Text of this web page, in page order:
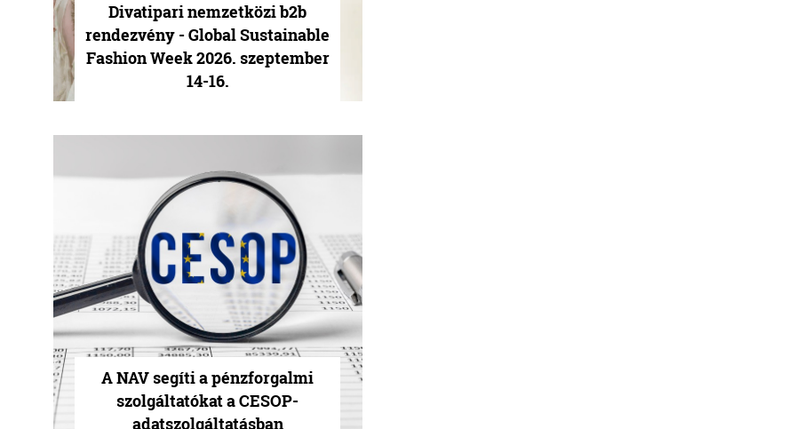
Divatipari nemzetközi b2b
rendezvény - Global Sustainable
Fashion Week 2026. szeptember
14-16.
A NAV segíti a pénzforgalmi
szolgáltatókat a CESOP-
adatszolgáltatásban